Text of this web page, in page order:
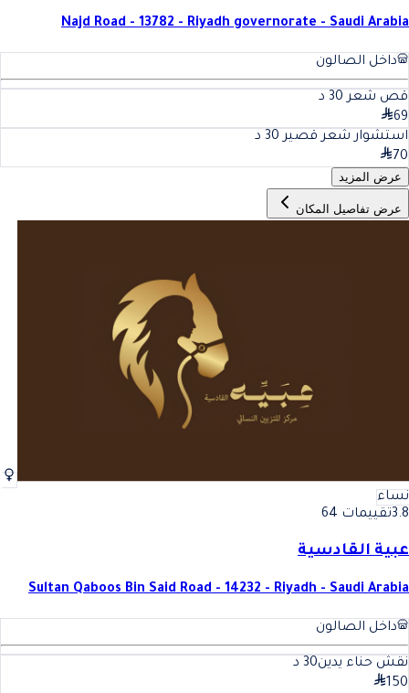
Najd Road - 13782 - Riyadh governorate - Saudi Arabia
داخل الصالون
قص شعر 30 د
69
استشوار شعر قصير 30 د
70
عرض المزيد
عرض تفاصيل المكان
نساء
3.8تقييمات 64
عبية القادسية
Sultan Qaboos Bin Said Road - 14232 - Riyadh - Saudi Arabia
داخل الصالون
نقش حناء يدين30 د
150